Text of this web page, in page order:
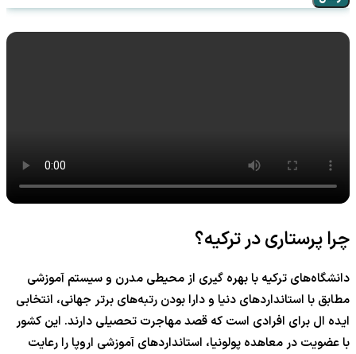
چرا پرستاری در ترکیه؟
دانشگاه‌های ترکیه با بهره گیری از محیطی مدرن و سیستم آموزشی
مطابق با استانداردهای دنیا و دارا بودن رتبه‌های برتر جهانی، انتخابی
ایده ال برای افرادی است که قصد مهاجرت تحصیلی دارند. این کشور
با عضویت در معاهده پولونیا، استانداردهای آموزشی اروپا را رعایت